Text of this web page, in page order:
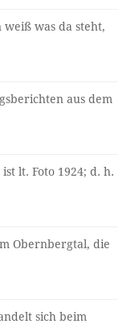
weiß was da steht,
aus dem
lt. Foto 1924; d. h.
Obernbergtal, die
sich beim